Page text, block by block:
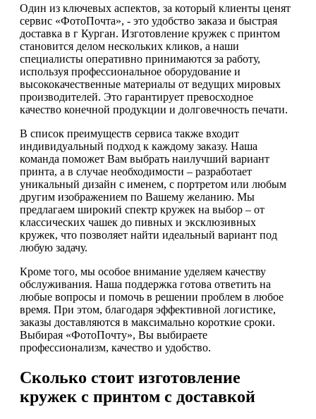
Один из ключевых аспектов, за который клиенты ценят
сервис «ФотоПочта», - это удобство заказа и быстрая
доставка в г Курган. Изготовление кружек с принтом
становится делом нескольких кликов, а наши
специалисты оперативно принимаются за работу,
используя профессиональное оборудование и
высококачественные материалы от ведущих мировых
производителей. Это гарантирует превосходное
качество конечной продукции и долговечность печати.
В список преимуществ сервиса также входит
индивидуальный подход к каждому заказу. Наша
команда поможет Вам выбрать наилучший вариант
принта, а в случае необходимости – разработает
уникальный дизайн с именем, с портретом или любым
другим изображением по Вашему желанию. Мы
предлагаем широкий спектр кружек на выбор – от
классических чашек до пивных и эксклюзивных
кружек, что позволяет найти идеальный вариант под
любую задачу.
Кроме того, мы особое внимание уделяем качеству
обслуживания. Наша поддержка готова ответить на
любые вопросы и помочь в решении проблем в любое
время. При этом, благодаря эффективной логистике,
заказы доставляются в максимально короткие сроки.
Выбирая «ФотоПочту», Вы выбираете
профессионализм, качество и удобство.
Сколько стоит изготовление
кружек с принтом с доставкой